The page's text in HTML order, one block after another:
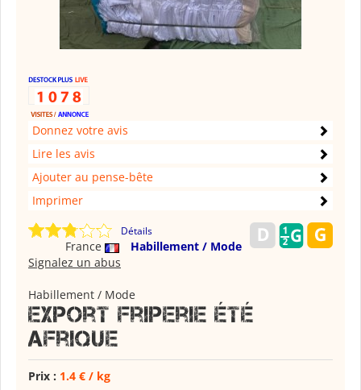
Donnez votre avis
Lire les avis
Ajouter au pense-bête
Imprimer
Détails
France
Habillement / Mode
Signalez un abus
Habillement / Mode
Export Friperie été
Afrique
Prix : 1.4 € / kg